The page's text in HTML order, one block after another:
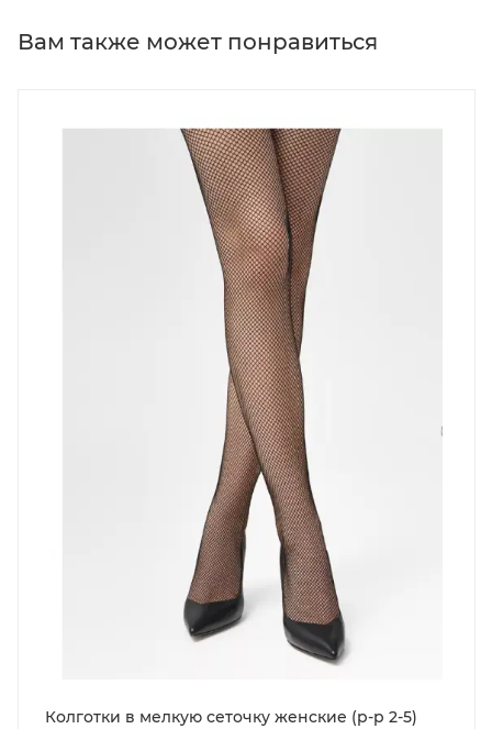
Вам также может понравиться
Колготки в мелкую сеточку женские (р-р 2-5)